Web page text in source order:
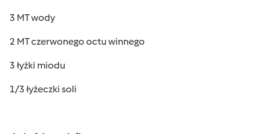
3 MT wody
2 MT czerwonego octu winnego
3 łyżki miodu
1/3 łyżeczki soli